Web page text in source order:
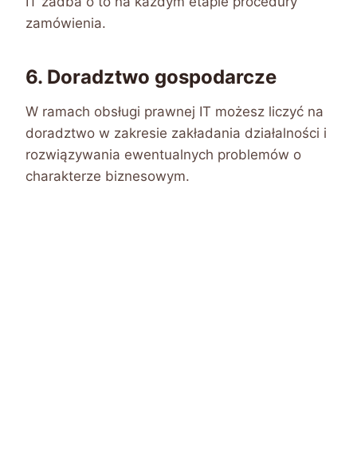
zamówienia.
6. Doradztwo gospodarcze
W ramach obsługi prawnej IT możesz liczyć na
doradztwo w zakresie zakładania działalności i
rozwiązywania ewentualnych problemów o
charakterze biznesowym.